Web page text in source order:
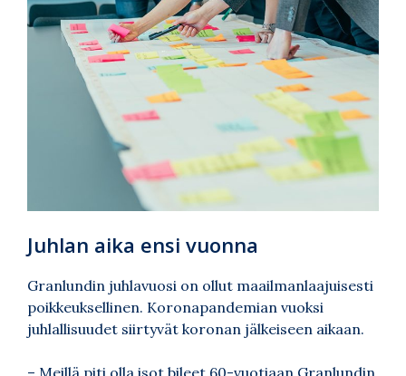
Juhlan aika ensi vuonna
Granlundin juhlavuosi on ollut maailmanlaajuisesti
poikkeuksellinen. Koronapandemian vuoksi
juhlallisuudet siirtyvät koronan jälkeiseen aikaan.